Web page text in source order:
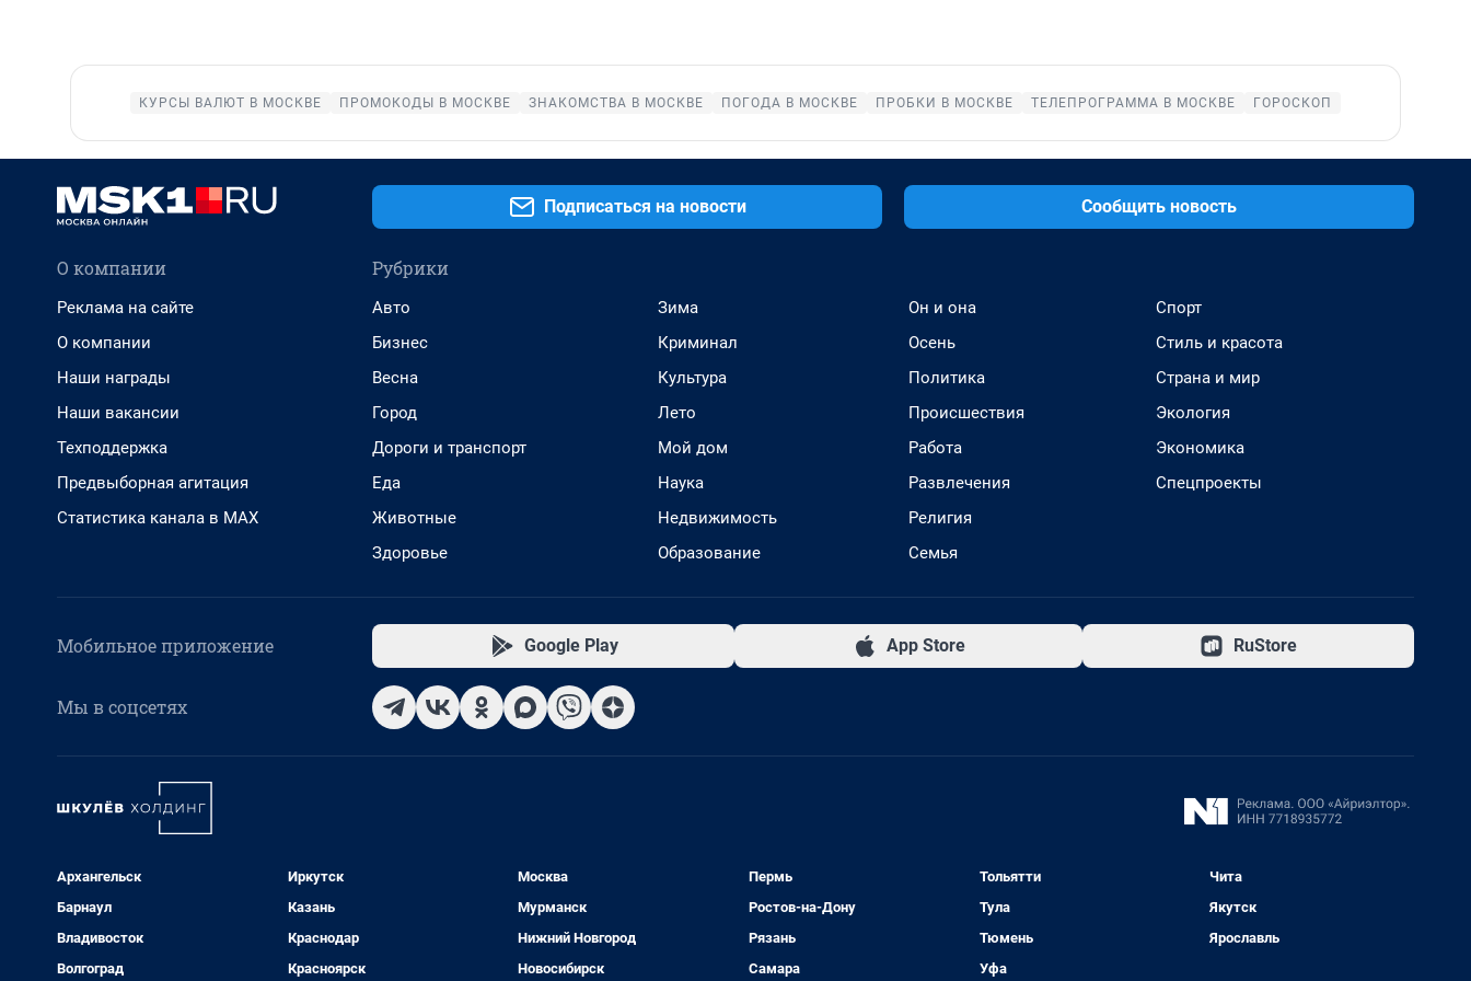
КУРСЫ ВАЛЮТ В МОСКВЕ ПРОМОКОДЫ В МОСКВЕ ЗНАКОМСТВА В МОСКВЕ ПОГОДА В МОСКВЕ ПРОБКИ В МОСКВЕ ТЕЛЕПРОГРАММА В МОСКВЕ ГОРОСКОП
Подписаться на новости Сообщить новость
О компании
Реклама на сайте
О компании
Наши награды
Наши вакансии
Техподдержка
Предвыборная агитация
Статистика канала в MAX
Рубрики
Авто
Бизнес
Весна
Город
Дороги и транспорт
Еда
Животные
Здоровье
Зима
Криминал
Культура
Лето
Мой дом
Наука
Недвижимость
Образование
Он и она
Осень
Политика
Происшествия
Работа
Развлечения
Религия
Семья
Спорт
Стиль и красота
Страна и мир
Экология
Экономика
Спецпроекты
Мобильное приложение Google Play App Store RuStore
Мы в соцсетях
Архангельск
Барнаул
Владивосток
Волгоград
Иркутск
Казань
Краснодар
Красноярск
Москва
Мурманск
Нижний Новгород
Новосибирск
Пермь
Ростов-на-Дону
Рязань
Самара
Тольятти
Тула
Тюмень
Уфа
Чита
Якутск
Ярославль